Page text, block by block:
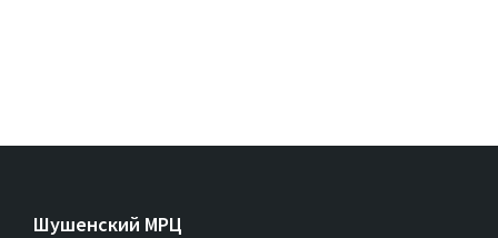
Шушенский МРЦ